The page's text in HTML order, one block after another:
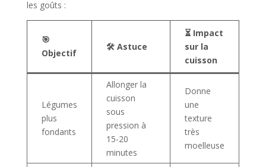
les goûts :
🎯
Objectif
🛠️ Astuce
⏳ Impact
sur la
cuisson
Légumes
plus
fondants
Allonger la
cuisson
sous
pression à
15-20
minutes
Donne
une
texture
très
moelleuse